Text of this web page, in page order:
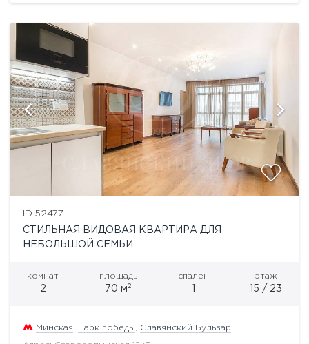
ID 52477
СТИЛЬНАЯ ВИДОВАЯ КВАРТИРА ДЛЯ
НЕБОЛЬШОЙ СЕМЬИ
комнат
2
площадь
70 м2
спален
1
этаж
15 / 23
Минская Парк победы Славянский Бульвар